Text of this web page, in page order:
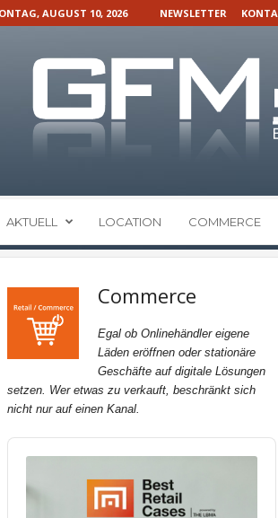
AUGUST 10, 2026 NEWSLETTER
AKTUELL LOCATION COMMERCE
Commerce
Egal ob Onlinehändler eigene
Läden eröffnen oder stationäre
Geschäfte auf digitale Lösungen
setzen. Wer etwas zu verkauft, beschränkt sich
nicht nur auf einen Kanal.
Audio
Player